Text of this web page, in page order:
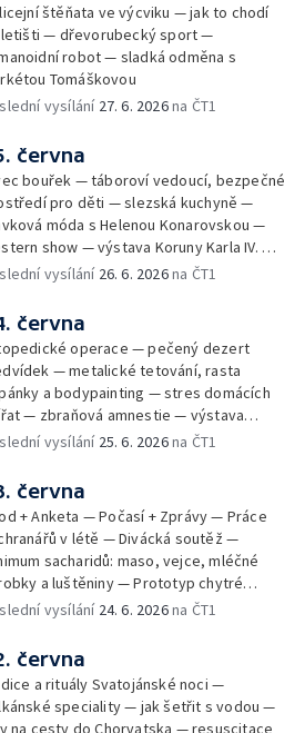
štěňata ve výcviku — jak to chodí
letišti — dřevorubecký sport —
robot — sladká odměna s
Tomáškovou
vysílání 27. 6. 2026na ČT1
června
bouřek — táboroví vedoucí, bezpečné
pro děti — slezská kuchyně —
móda s Helenou Konarovskou —
show — výstava Koruny Karla IV. —
lezecký fenomén Josef Šindel
vysílání 26. 6. 2026na ČT1
června
operace — pečený dezert
— metalické tetování, rasta
a bodypainting — stres domácích
— zbraňová amnestie — výstava
rostlin — fenomenální
vysílání 25. 6. 2026na ČT1
června
+ Anketa — Počasí + Zprávy — Práce
v létě — Divácká soutěž —
sacharidů: maso, vejce, mléčné
a luštěniny — Prototyp chytré
do bot pro běžce — Anketa +
v létě — Divácká soutěž —
sacharidů: maso, vejce, mléčné
a luštěniny — Jak se udržet v
v létě bez posilovny — Prototyp
vysílání 24. 6. 2026na ČT1
června
a rituály Svatojánské noci —
speciality — jak šetřit s vodou —
na cesty do Chorvatska — resuscitace